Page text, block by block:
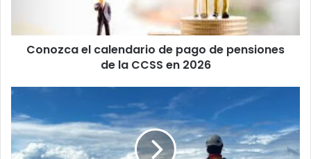
la
CCSSConozca el calendario de pago de pensiones
de la CCSS en 2026
Paseo
en
lancha
acaba